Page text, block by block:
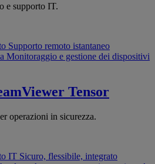
e supporto IT.
Supporto remoto istantaneo
Monitoraggio e gestione dei dispositivi
Tensor
operazioni in sicurezza.
IT Sicuro, flessibile, integrato